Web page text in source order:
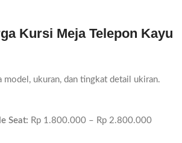
Kursi Meja Telepon Kayu
model, ukuran, dan tingkat detail ukiran.
Seat: Rp 1.800.000 – Rp 2.800.000